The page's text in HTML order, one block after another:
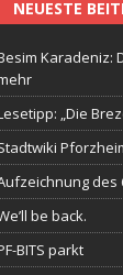
NEUESTE
Karadeniz:
„Die
des
be back.
BITS parkt